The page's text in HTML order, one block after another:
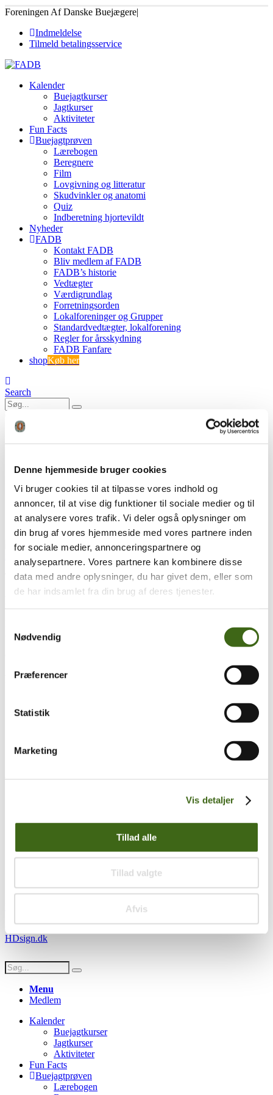
Denne hjemmeside bruger cookies
Vi bruger cookies til at tilpasse vores indhold og
annoncer, til at vise dig funktioner til sociale medier og til
at analysere vores trafik. Vi deler også oplysninger om
din brug af vores hjemmeside med vores partnere inden
for sociale medier, annonceringspartnere og
analysepartnere. Vores partnere kan kombinere disse
data med andre oplysninger, du har givet dem, eller som
de har indsamlet fra din brug af deres tjenester.
Nødvendig
Præferencer
Statistik
Marketing
Vis detaljer
Tillad alle
Tillad valgte
Afvis
Foreningen Af Danske Buejægere|
Indmeldelse
Tilmeld betalingsservice
Kalender
Buejagtkurser
Jagtkurser
Aktiviteter
Fun Facts
Buejagtprøven
Lærebogen
Beregnere
Film
Lovgivning og litteratur
Skudvinkler og anatomi
Quiz
Indberetning hjortevildt
Nyheder
FADB
Kontakt FADB
Bliv medlem af FADB
FADB’s historie
Vedtægter
Værdigrundlag
Forretningsorden
Lokalforeninger og Grupper
Standardvedtægter, lokalforening
Regler for årsskydning
FADB Fanfare
shopKøb her
Search
Referat af konstituerende bestyrelsesmøde 11. maj. 2025
25.05.11 referat konst. b-møde
Træk og slip
Foreningen af Danske Buejægere (FADB)
8300 Odder
Populære sider
Vedtægter
Om brug af siden
Uddannelsesmateriale
Vigtigt
Persondatapolitik
Youtube
© Copyright FADB - All Rights Reserved -Hjemmeside design af
HDsign.dk
Menu
Medlem
Kalender
Buejagtkurser
Jagtkurser
Aktiviteter
Fun Facts
Buejagtprøven
Lærebogen